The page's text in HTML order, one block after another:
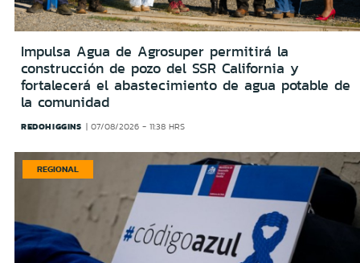
Impulsa Agua de Agrosuper permitirá la
construcción de pozo del SSR California y
fortalecerá el abastecimiento de agua potable de
la comunidad
REDOHIGGINS 07/08/2026 - 11:38 HRS
REGIONAL